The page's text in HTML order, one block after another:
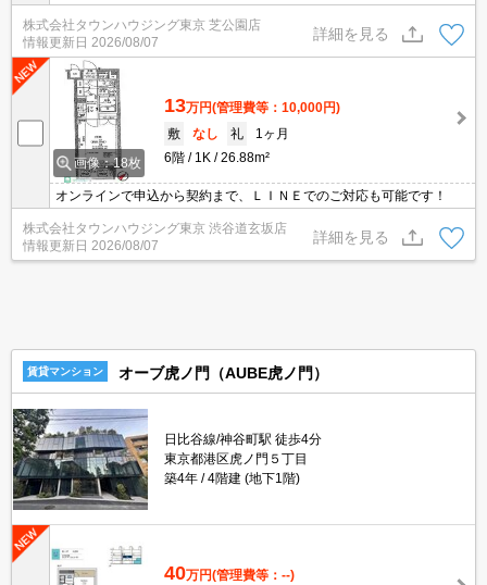
件もまとめてご案内可能／専任物件多数あり
株式会社タウンハウジング東京 芝公園店
情報更新日 2026/08/07
詳細を見る
画像：18枚
13万円(管理費等：10,000円)
敷
なし 礼
1ヶ月
6階
1K 26.88m²
オンラインで申込から契約まで、ＬＩＮＥでのご対応も可能です！
株式会社タウンハウジング東京 渋谷道玄坂店
情報更新日 2026/08/07
詳細を見る
賃貸マンション オーブ虎ノ門（AUBE虎ノ門）
日比谷線/神谷町駅 徒歩4分
東京都港区虎ノ門５丁目
築4年
4階建 (地下1階)
40万円(管理費等：--)